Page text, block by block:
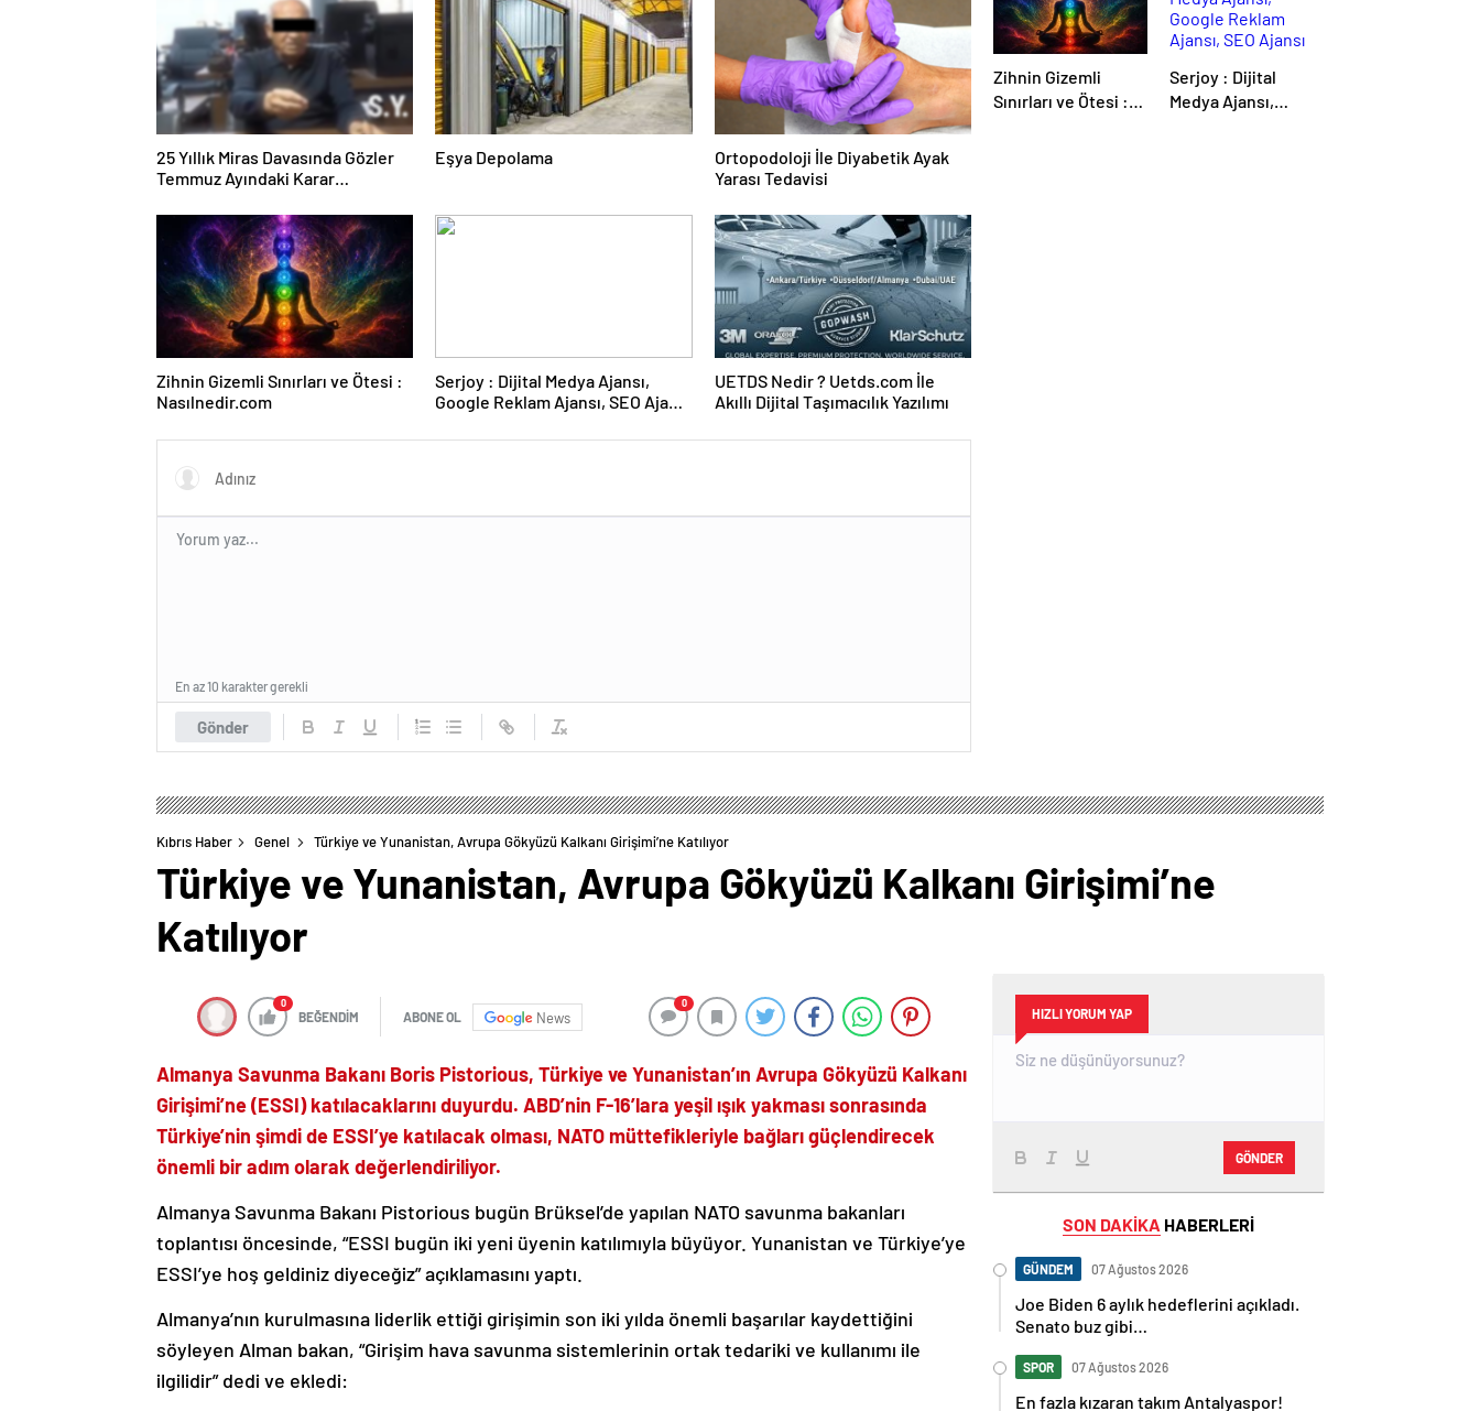
25 Yıllık Miras Davasında Gözler
Temmuz Ayındaki Karar
Eşya Depolama
Ortopodoloji İle Diyabetik Ayak
Yarası Tedavisi
Zihnin Gizemli Sınırları ve Ötesi :
Nasılnedir.com
Serjoy : Dijital Medya Ajansı,
Google Reklam Ajansı, SEO Ajansı
UETDS Nedir ? Uetds.com İle
Akıllı Dijital Taşımacılık Yazılımı
Gönder
En az 10 karakter gerekli
Zihnin Gizemli
Sınırları ve Ötesi :
Serjoy : Dijital
Medya Ajansı,
Kıbrıs Haber Genel Türkiye ve Yunanistan, Avrupa Gökyüzü Kalkanı Girişimi’ne Katılıyor
Türkiye ve Yunanistan, Avrupa Gökyüzü Kalkanı Girişimi’ne
Katılıyor
0
BEĞENDİM ABONE OL News
0
Almanya Savunma Bakanı Boris Pistorious, Türkiye ve Yunanistan’ın Avrupa Gökyüzü Kalkanı
Girişimi’ne (ESSI) katılacaklarını duyurdu. ABD’nin F-16’lara yeşil ışık yakması sonrasında
Türkiye’nin şimdi de ESSI’ye katılacak olması, NATO müttefikleriyle bağları güçlendirecek
önemli bir adım olarak değerlendiriliyor.
Almanya Savunma Bakanı Pistorious bugün Brüksel’de yapılan NATO savunma bakanları
toplantısı öncesinde, “ESSI bugün iki yeni üyenin katılımıyla büyüyor. Yunanistan ve Türkiye’ye
ESSI’ye hoş geldiniz diyeceğiz” açıklamasını yaptı.
Almanya’nın kurulmasına liderlik ettiği girişimin son iki yılda önemli başarılar kaydettiğini
söyleyen Alman bakan, “Girişim hava savunma sistemlerinin ortak tedariki ve kullanımı ile
ilgilidir” dedi ve ekledi:
HIZLI YORUM YAP
GÖNDER
SON DAKİKA HABERLERİ
GÜNDEM 07 Ağustos 2026
Joe Biden 6 aylık hedeflerini açıkladı.
Senato buz gibi…
SPOR 07 Ağustos 2026
En fazla kızaran takım Antalyaspor!